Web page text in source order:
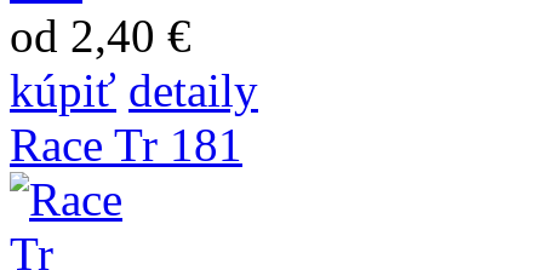
od 2,40 €
kúpiť detaily
Race Tr 181